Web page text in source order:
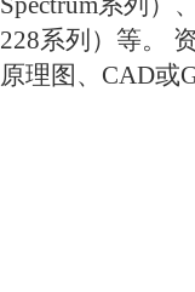
Spectrum系列）
228系列）等。
原理图、CAD或